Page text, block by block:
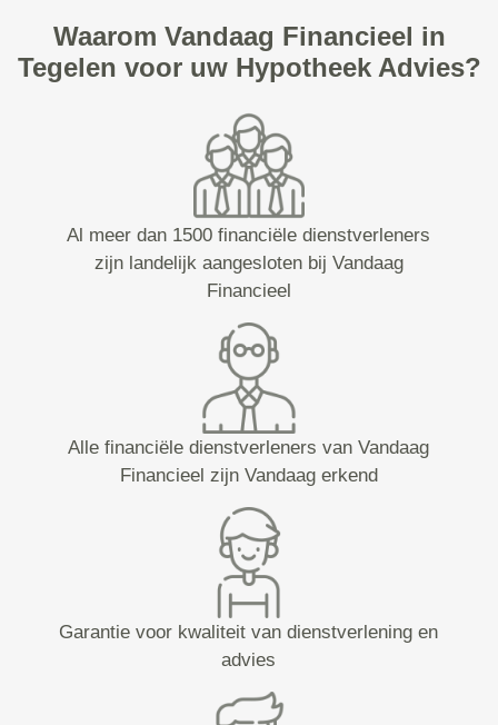
Waarom Vandaag Financieel in
Tegelen voor uw Hypotheek Advies?
Al meer dan 1500 financiële dienstverleners
zijn landelijk aangesloten bij Vandaag
Financieel
Alle financiële dienstverleners van Vandaag
Financieel zijn Vandaag erkend
Garantie voor kwaliteit van dienstverlening en
advies